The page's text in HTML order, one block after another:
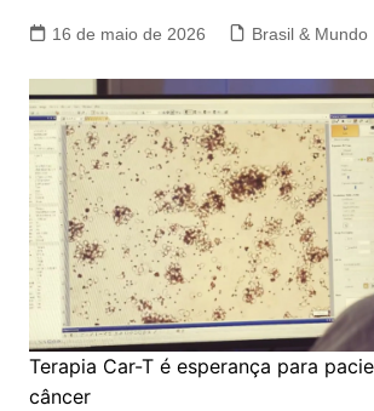
16 de maio de 2026 Brasil & Mundo
Terapia Car-T é esperança para
câncer